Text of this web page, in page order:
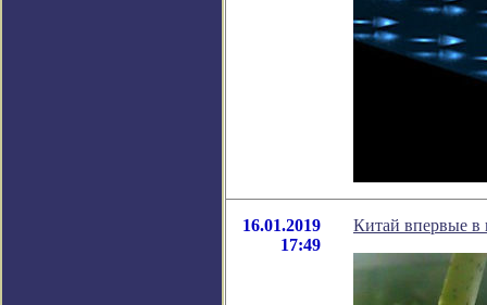
16.01.2019
17:49
Китай впервые в